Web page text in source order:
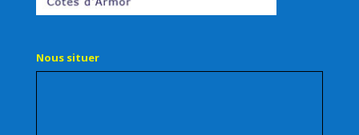
Nous situer